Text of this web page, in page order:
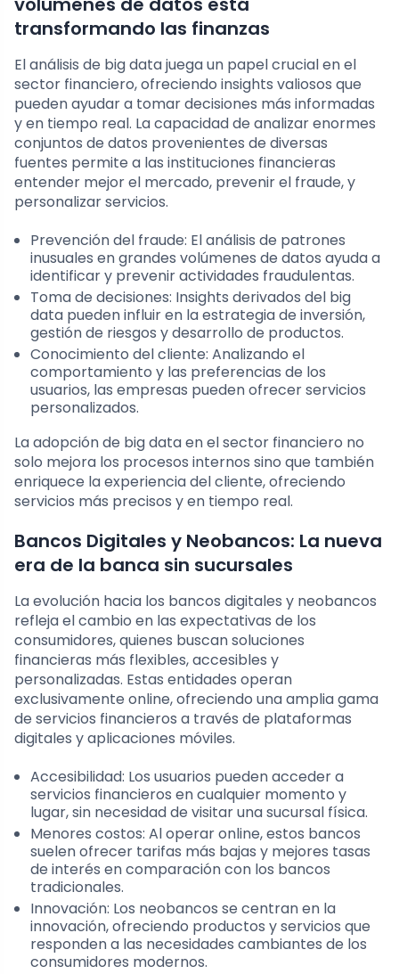
transformando las finanzas
El análisis de big data juega un papel crucial en el
sector financiero, ofreciendo insights valiosos que
pueden ayudar a tomar decisiones más informadas
y en tiempo real. La capacidad de analizar enormes
conjuntos de datos provenientes de diversas
fuentes permite a las instituciones financieras
entender mejor el mercado, prevenir el fraude, y
personalizar servicios.
Prevención del fraude: El análisis de patrones
inusuales en grandes volúmenes de datos ayuda a
identificar y prevenir actividades fraudulentas.
Toma de decisiones: Insights derivados del big
data pueden influir en la estrategia de inversión,
gestión de riesgos y desarrollo de productos.
Conocimiento del cliente: Analizando el
comportamiento y las preferencias de los
usuarios, las empresas pueden ofrecer servicios
personalizados.
La adopción de big data en el sector financiero no
solo mejora los procesos internos sino que también
enriquece la experiencia del cliente, ofreciendo
servicios más precisos y en tiempo real.
Bancos Digitales y Neobancos: La nueva
era de la banca sin sucursales
La evolución hacia los bancos digitales y neobancos
refleja el cambio en las expectativas de los
consumidores, quienes buscan soluciones
financieras más flexibles, accesibles y
personalizadas. Estas entidades operan
exclusivamente online, ofreciendo una amplia gama
de servicios financieros a través de plataformas
digitales y aplicaciones móviles.
Accesibilidad: Los usuarios pueden acceder a
servicios financieros en cualquier momento y
lugar, sin necesidad de visitar una sucursal física.
Menores costos: Al operar online, estos bancos
suelen ofrecer tarifas más bajas y mejores tasas
de interés en comparación con los bancos
tradicionales.
Innovación: Los neobancos se centran en la
innovación, ofreciendo productos y servicios que
responden a las necesidades cambiantes de los
consumidores modernos.